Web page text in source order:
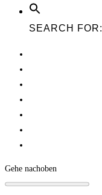
SEARCH FOR:
Gehe nachoben